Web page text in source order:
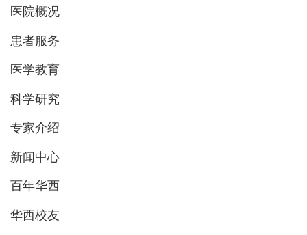
医院概况
患者服务
医学教育
科学研究
专家介绍
新闻中心
百年华西
华西校友